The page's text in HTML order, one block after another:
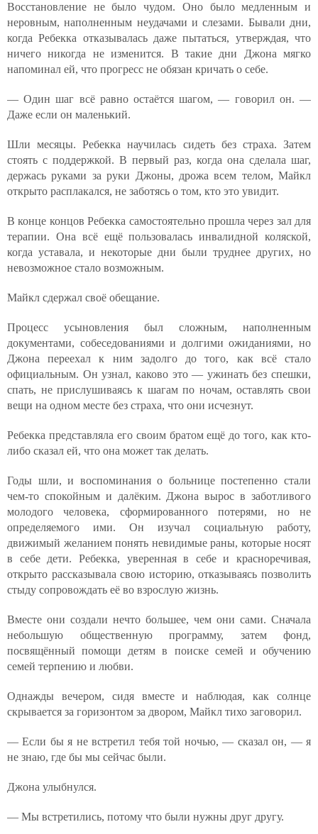
Восстановление не было чудом. Оно было медленным и
неровным, наполненным неудачами и слезами. Бывали дни,
когда Ребекка отказывалась даже пытаться, утверждая, что
ничего никогда не изменится. В такие дни Джона мягко
напоминал ей, что прогресс не обязан кричать о себе.
— Один шаг всё равно остаётся шагом, — говорил он. —
Даже если он маленький.
Шли месяцы. Ребекка научилась сидеть без страха. Затем
стоять с поддержкой. В первый раз, когда она сделала шаг,
держась руками за руки Джоны, дрожа всем телом, Майкл
открыто расплакался, не заботясь о том, кто это увидит.
В конце концов Ребекка самостоятельно прошла через зал для
терапии. Она всё ещё пользовалась инвалидной коляской,
когда уставала, и некоторые дни были труднее других, но
невозможное стало возможным.
Майкл сдержал своё обещание.
Процесс усыновления был сложным, наполненным
документами, собеседованиями и долгими ожиданиями, но
Джона переехал к ним задолго до того, как всё стало
официальным. Он узнал, каково это — ужинать без спешки,
спать, не прислушиваясь к шагам по ночам, оставлять свои
вещи на одном месте без страха, что они исчезнут.
Ребекка представляла его своим братом ещё до того, как кто-
либо сказал ей, что она может так делать.
Годы шли, и воспоминания о больнице постепенно стали
чем-то спокойным и далёким. Джона вырос в заботливого
молодого человека, сформированного потерями, но не
определяемого ими. Он изучал социальную работу,
движимый желанием понять невидимые раны, которые носят
в себе дети. Ребекка, уверенная в себе и красноречивая,
открыто рассказывала свою историю, отказываясь позволить
стыду сопровождать её во взрослую жизнь.
Вместе они создали нечто большее, чем они сами. Сначала
небольшую общественную программу, затем фонд,
посвящённый помощи детям в поиске семей и обучению
семей терпению и любви.
Однажды вечером, сидя вместе и наблюдая, как солнце
скрывается за горизонтом за двором, Майкл тихо заговорил.
— Если бы я не встретил тебя той ночью, — сказал он, — я
не знаю, где бы мы сейчас были.
Джона улыбнулся.
— Мы встретились, потому что были нужны друг другу.